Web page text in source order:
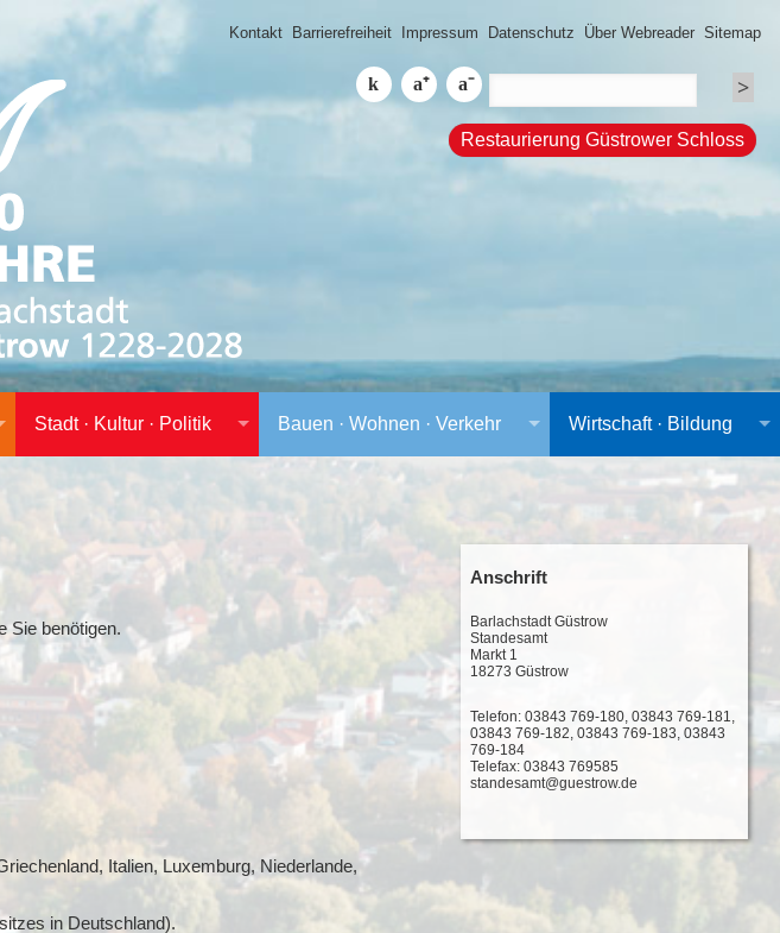
Kontakt Barrierefreiheit Impressum Datenschutz Über Webreader Sitemap
Restaurierung Güstrower Schloss
Stadt · Kultur · Politik Bauen · Wohnen · Verkehr Wirtschaft · Bildung
Sie benötigen.
Italien, Luxemburg, Niederlande,
in Deutschland).
Anschrift
Barlachstadt Güstrow
Standesamt
Markt 1
18273 Güstrow
Telefon: 03843 769-180, 03843 769-181,
03843 769-182, 03843 769-183, 03843
769-184
Telefax: 03843 769585
standesamt@guestrow.de